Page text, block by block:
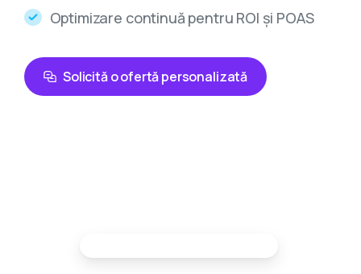
Optimizare continuă pentru ROI și POAS
Solicită o ofertă personalizată